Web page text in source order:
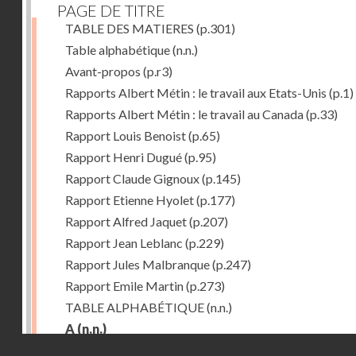
PAGE DE TITRE
TABLE DES MATIERES (p.301)
Table alphabétique(n.n.)
Avant-propos (p.r3)
Rapports Albert Métin : le travail aux Etats-Unis (p.1)
Rapports Albert Métin : le travail au Canada(p.33)
Rapport Louis Benoist(p.65)
Rapport Henri Dugué(p.95)
Rapport Claude Gignoux(p.145)
Rapport Etienne Hyolet(p.177)
Rapport Alfred Jaquet(p.207)
Rapport Jean Leblanc (p.229)
Rapport Jules Malbranque(p.247)
Rapport Emile Martin(p.273)
TABLE ALPHABÉTIQUE(n.n.)
A (n.n.)